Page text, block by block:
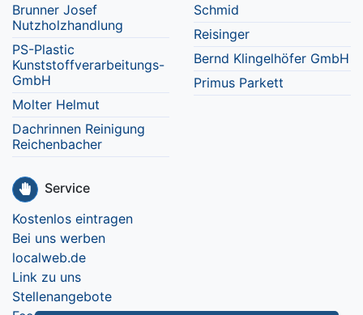
Brunner Josef
Nutzholzhandlung
PS-Plastic
Kunststoffverarbeitungs-
GmbH
Molter Helmut
Dachrinnen Reinigung
Reichenbacher
Schmid
Reisinger
Bernd Klingelhöfer GmbH
Primus Parkett
Service
Kostenlos eintragen
Bei uns werben
localweb.de
Link zu uns
Stellenangebote